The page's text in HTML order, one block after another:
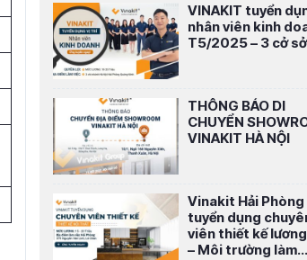
VINAKIT tuyển
nhân viên kinh
T5/2025 – 3 cở sở
THÔNG BÁO DI
CHUYỂN
VINAKIT HÀ NỘI
Vinakit Hải Phòng
tuyển dụng
viên thiết kế
– Môi trường làm...